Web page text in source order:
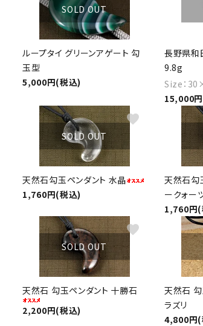
SOLD OUT
ループタイ グリーンアゲート 勾
玉型
5,000円(税込)
長野県和
9.8g
Size：
15,000
SOLD OUT
天然石勾玉ペンダント 水晶
1,760円(税込)
favorite
天然石勾
ークォー
1,760円(
SOLD OUT
天然石 勾玉ペンダント 十勝石
2,200円(税込)
favorite
天然石
ラズリ
4,800円(